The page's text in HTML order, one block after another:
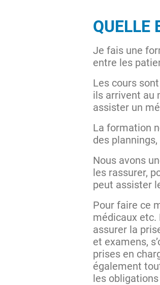
QUELLE
Je fais une
entre les
Les cours
ils arrivent au
assister un
La formation
des
Nous avons
les rassurer,
peut assister
Pour faire ce
médicaux etc.
assurer la
et examens,
prises en
également
les